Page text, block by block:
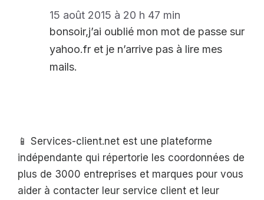
15 août 2015 à 20 h 47 min
bonsoir,j’ai oublié mon mot de passe sur
yahoo.fr et je n’arrive pas à lire mes
mails.
📱 Services-client.net est une plateforme
indépendante qui répertorie les coordonnées de
plus de 3000 entreprises et marques pour vous
aider à contacter leur service client et leur